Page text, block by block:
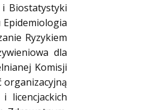
i Biostatystyki
Epidemiologia
Ryzykiem
dla
Komisji
organizacyjną
licencjackich